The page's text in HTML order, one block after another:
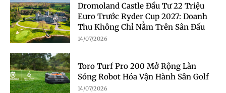
Dromoland Castle Đầu Tư 22 Triệu
Euro Trước Ryder Cup 2027: Doanh
Thu Không Chỉ Nằm Trên Sân Đấu
14/07/2026
Toro Turf Pro 200 Mở Rộng Làn
Sóng Robot Hóa Vận Hành Sân Golf
14/07/2026